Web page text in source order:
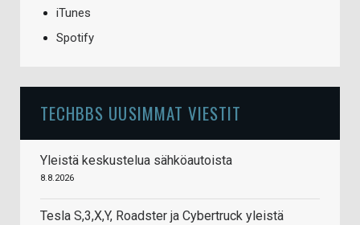
iTunes
Spotify
TECHBBS UUSIMMAT VIESTIT
Yleistä keskustelua sähköautoista
8.8.2026
Tesla S,3,X,Y, Roadster ja Cybertruck yleistä